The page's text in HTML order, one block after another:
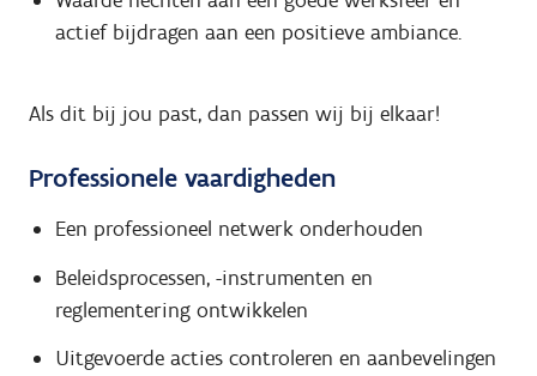
actief bijdragen aan een positieve ambiance.
Als dit bij jou past, dan passen wij bij elkaar!
Professionele vaardigheden
Een professioneel netwerk onderhouden
Beleidsprocessen, -instrumenten en
reglementering ontwikkelen
Uitgevoerde acties controleren en aanbevelingen